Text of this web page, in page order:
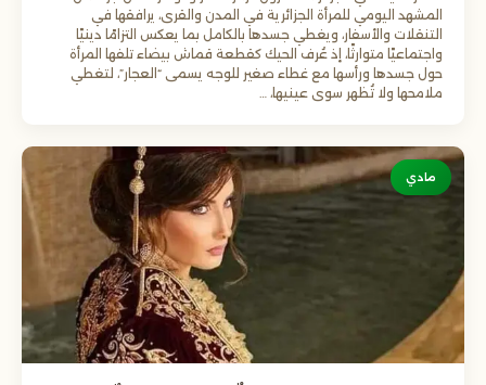
المشهد اليومي للمرأة الجزائرية في المدن والقرى، يرافقها في
التنقلات والأسفار، ويغطي جسدها بالكامل بما يعكس التزامًا دينيًا
واجتماعيًا متوارثًا، إذ عُرف الحيك كقطعة قماش بيضاء تلفها المرأة
حول جسدها ورأسها مع غطاء صغير للوجه يسمى “العجار”، لتغطي
ملامحها ولا تُظهر سوى عينيها، …
مادي